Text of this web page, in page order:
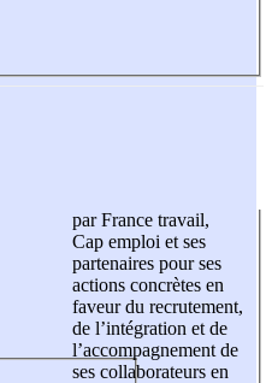
par France travail,
Cap emploi et ses
partenaires pour ses
actions concrètes en
faveur du recrutement,
de l’intégration et de
l’accompagnement de
ses collaborateurs en